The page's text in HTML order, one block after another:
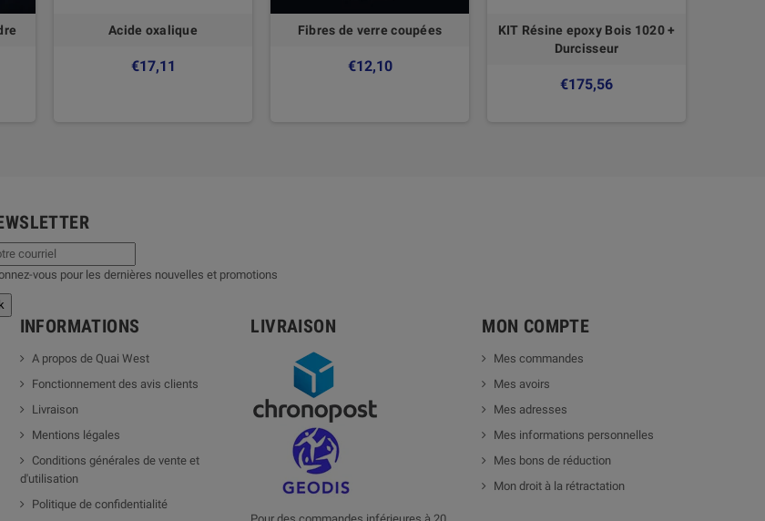
Acide oxalique
€17,11
Fibres de verre coupées
€12,10
KIT Résine epoxy Bois 1020 +
Durcisseur
€175,56
vous pour les dernières nouvelles et promotions
INFORMATIONS
A propos de Quai West
Fonctionnement des avis clients
Livraison
Mentions légales
Conditions générales de vente et
d'utilisation
Politique de confidentialité
LIVRAISON MON COMPTE
Mes commandes
Mes avoirs
Mes adresses
Mes informations personnelles
Mes bons de réduction
Mon droit à la rétractation